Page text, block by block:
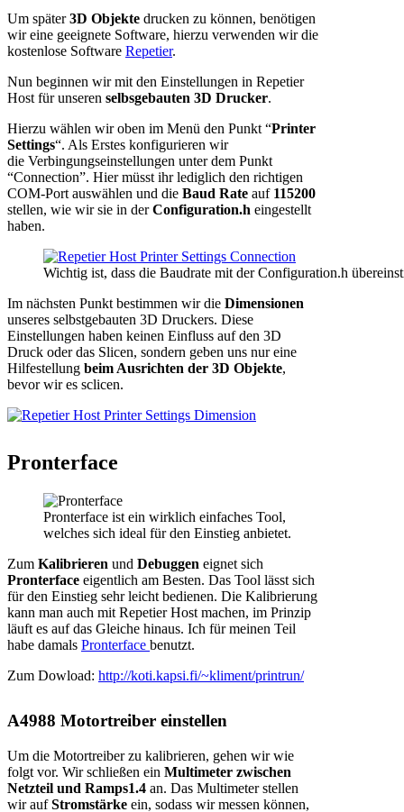
Um später3D Objekte drucken zu können, benötigen
wir eine geeignete Software, hierzu verwenden wir die
kostenlose Software Repetier.
Nun beginnen wir mit den Einstellungen in Repetier
Host für unseren selbsgebauten 3D Drucker.
Hierzu wählen wir oben im Menü den Punkt “Printer
Settings“. Als Erstes konfigurieren wir
die Verbingungseinstellungen unter dem Punkt
“Connection”. Hier müsst ihr lediglich den richtigen
COM-Port auswählen und die Baud Rate auf115200
stellen, wie wir sie in derConfiguration.h eingestellt
haben.
Wichtig ist, dass die Baudrate mit der Configuration.h
Im nächsten Punkt bestimmen wir die Dimensionen
unseres selbstgebauten 3D Druckers. Diese
Einstellungen haben keinen Einfluss auf den 3D
Druck oder das Slicen, sondern geben uns nur eine
Hilfestellung beim Ausrichten der 3D Objekte,
bevor wir es sclicen.
Pronterface
Pronterface ist ein wirklich einfaches Tool,
welches sich ideal für den Einstieg anbietet.
Zum Kalibrieren und Debuggen eignet sich
Pronterface eigentlich am Besten. Das Tool lässt sich
für den Einstieg sehr leicht bedienen. Die Kalibrierung
kann man auch mit Repetier Host machen, im Prinzip
läuft es auf das Gleiche hinaus. Ich für meinen Teil
habe damals Pronterface benutzt.
Zum Dowload: http://koti.kapsi.fi/~kliment/printrun/
A4988 Motortreiber einstellen
Um die Motortreiber zu kalibrieren, gehen wir wie
folgt vor. Wir schließen ein Multimeter zwischen
Netzteil und Ramps1.4 an. Das Multimeter stellen
wir aufStromstärke ein, sodass wir messen können,